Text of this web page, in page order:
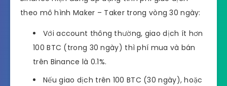
theo mô hình Maker – Taker trong vòng 30 ngày:
Với account thông thường, giao dịch ít hơn
100 BTC (trong 30 ngày) thì phí mua và bán
trên Binance là 0.1%.
Nếu giao dịch trên 100 BTC (30 ngày), hoặc